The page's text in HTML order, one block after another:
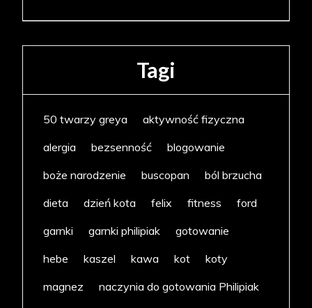
Tagi
50 twarzy greya
aktywność fizyczna
alergia
bezsenność
blogowanie
boże narodzenie
buscopan
ból brzucha
dieta
dzień kota felix fitness
ford
garnki
garnki philipiak
gotowanie
hebe
kaszel kawa kot
koty
magnez
naczynia do gotowania Philipiak